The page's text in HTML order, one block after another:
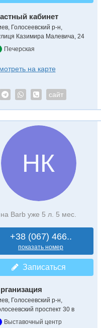
кабинет
Голосеевский р-н,
Казимира Малевича, 24
Печерская
на карте
сайт
НК
на Barb уже 5 л. 5 мес.
+38 (067) 466..
показать номер
Записаться
Голосеевский р-н,
проспект 30 в
Выставочный центр